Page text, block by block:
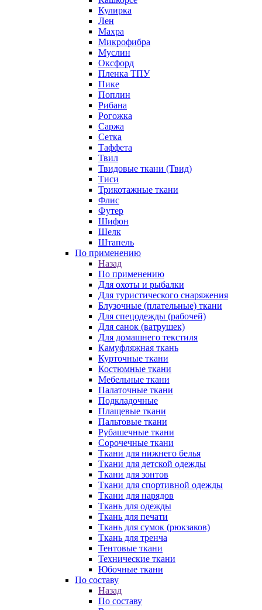
Кулирка
Лен
Махра
Микрофибра
Муслин
Оксфорд
Пленка ТПУ
Пике
Поплин
Рибана
Рогожка
Саржа
Сетка
Таффета
Твил
Твидовые ткани (Твид)
Тиси
Трикотажные ткани
Флис
Футер
Шифон
Шелк
Штапель
По применению
Назад
По применению
Для охоты и рыбалки
Для туристического снаряжения
Блузочные (плательные) ткани
Для спецодежды (рабочей)
Для санок (ватрушек)
Для домашнего текстиля
Камуфляжная ткань
Курточные ткани
Костюмные ткани
Мебельные ткани
Палаточные ткани
Подкладочные
Плащевые ткани
Пальтовые ткани
Рубашечные ткани
Сорочечные ткани
Ткани для нижнего белья
Ткани для детской одежды
Ткани для зонтов
Ткани для спортивной одежды
Ткани для нарядов
Ткань для одежды
Ткань для печати
Ткань для сумок (рюкзаков)
Ткань для тренча
Тентовые ткани
Технические ткани
Юбочные ткани
По составу
Назад
По составу